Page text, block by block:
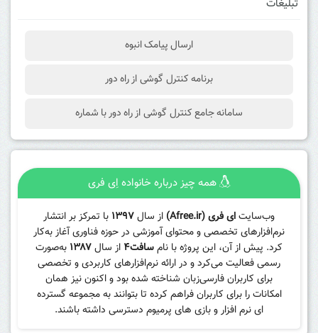
تبلیغات
ارسال پیامک انبوه
برنامه کنترل گوشی از راه دور
سامانه جامع کنترل گوشی از راه دور با شماره
همه چیز درباره خانواده اِی فری
وب‌سایتای فری (Afree.ir) از سال۱۳۹۷ با تمرکز بر انتشار
نرم‌افزارهای تخصصی و محتوای آموزشی در حوزه فناوری آغاز به‌کار
کرد. پیش از آن، این پروژه با نامسافت۴ از سال۱۳۸۷ به‌صورت
رسمی فعالیت می‌کرد و در ارائه نرم‌افزارهای کاربردی و تخصصی
برای کاربران فارسی‌زبان شناخته شده بود و اکنون نیز همان
امکانات را برای کاربران فراهم کرده تا بتوانند به مجموعه گسترده
ای نرم افزار و بازی های پرمیوم دسترسی داشته باشند.